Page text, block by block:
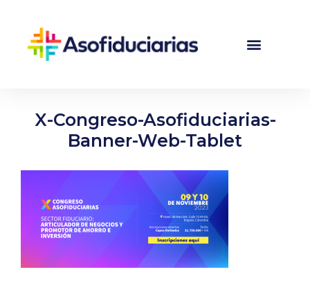
X-Congreso-Asofiduciarias-
Banner-Web-Tablet